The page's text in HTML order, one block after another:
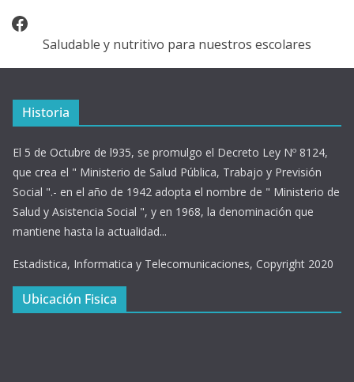
Facebook
Saludable y nutritivo para nuestros escolares
Historia
El 5 de Octubre de l935, se promulgo el Decreto Ley Nº 8124,
que crea el " Ministerio de Salud Pública, Trabajo y Previsión
Social ".- en el año de 1942 adopta el nombre de " Ministerio de
Salud y Asistencia Social ", y en 1968, la denominación que
mantiene hasta la actualidad...
Estadistica, Informatica y Telecomunicaciones, Copyright 2020
Ubicación Fisica